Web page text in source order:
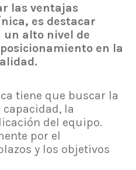
las ventajas
es destacar
un alto nivel de
en la
tiene que buscar la
la
del equipo.
por el
y los objetivos